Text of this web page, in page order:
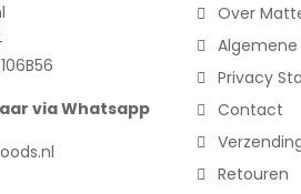
14-
Top
kreeg
via Whatsapp
Over
Privacy
Contact
Retouren